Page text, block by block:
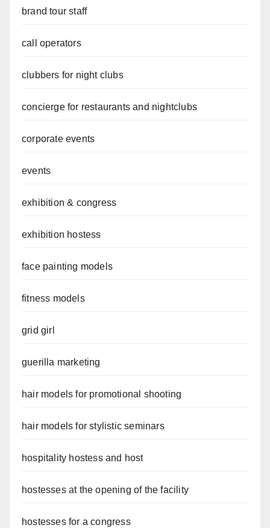
brand tour staff
call operators
clubbers for night clubs
concierge for restaurants and nightclubs
corporate events
events
exhibition & congress
exhibition hostess
face painting models
fitness models
grid girl
guerilla marketing
hair models for promotional shooting
hair models for stylistic seminars
hospitality hostess and host
hostesses at the opening of the facility
hostesses for a congress